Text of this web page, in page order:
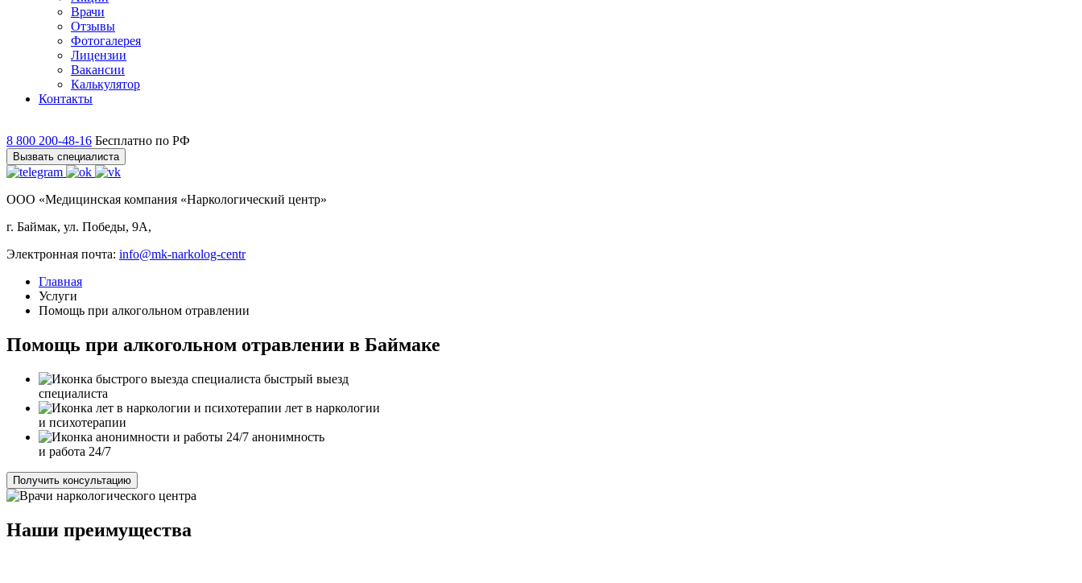
Врачи
Отзывы
Фотогалерея
Лицензии
Вакансии
Калькулятор
Контакты
8 800 200-48-16 Бесплатно по РФ
Вызвать специалиста
ООО «Медицинская компания «Наркологический центр»
г. Баймак, ул. Победы, 9А,
Электронная почта: info@mk-narkolog-centr
Главная
Услуги
Помощь при алкогольном отравлении
Помощь при алкогольном отравлении в Баймаке
быстрый выезд
специалиста
лет в наркологии
и психотерапии
анонимность
и работа 24/7
Получить консультацию
Наши преимущества